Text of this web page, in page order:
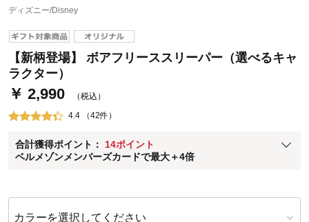
ディズニー/Disney
【新柄登場】 ボアフリーススリーパー（選べるキャ
ラクター）
￥ 2,990 （税込）
4.4 （42件）
合計獲得ポイント： 14ポイント
ベルメゾンメンバーズカードで最大＋4倍
ステージが上がれば送料無料・返品引取無料！
ベルメゾンご優待サービスについて
ベルメゾン・ポイントについて
通常商品送料無料 返品引取無料（JCBのみ）
即時入会なら更に500円OFFクーポンプレゼント
※メンバーズカードの加算ポイントはステージ倍率適用前の基本ポイント
に対して適用されます。
カラーを選択してください